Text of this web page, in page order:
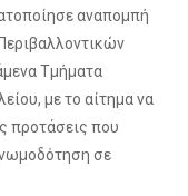
αναπομπή
Τμήματα
με το αίτημα να
προτάσεις που
σε